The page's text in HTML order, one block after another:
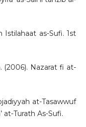
Istilahaat as-Sufi. 1st
(2006). Nazarat fi at-
at-Tasawwuf
at-Turath As-Sufi.